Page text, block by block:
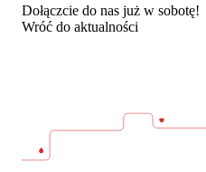
Dołączcie do nas już w sobotę!
Wróć do aktualności